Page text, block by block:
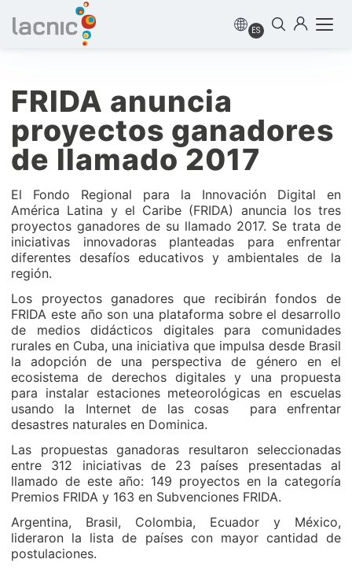
ES
FRIDA anuncia
proyectos ganadores
de llamado 2017
El Fondo Regional para la Innovación Digital en
América Latina y el Caribe (FRIDA) anuncia los tres
proyectos ganadores de su llamado 2017. Se trata de
iniciativas innovadoras planteadas para enfrentar
diferentes desafíos educativos y ambientales de la
región.
Los proyectos ganadores que recibirán fondos de
FRIDA este año son una plataforma sobre el desarrollo
de medios didácticos digitales para comunidades
rurales en Cuba, una iniciativa que impulsa desde Brasil
la adopción de una perspectiva de género en el
ecosistema de derechos digitales y una propuesta
para instalar estaciones meteorológicas en escuelas
usando la Internet de las cosas para enfrentar
desastres naturales en Dominica.
Las propuestas ganadoras resultaron seleccionadas
entre 312 iniciativas de 23 países presentadas al
llamado de este año: 149 proyectos en la categoría
Premios FRIDA y 163 en Subvenciones FRIDA.
Argentina, Brasil, Colombia, Ecuador y México,
lideraron la lista de países con mayor cantidad de
postulaciones.